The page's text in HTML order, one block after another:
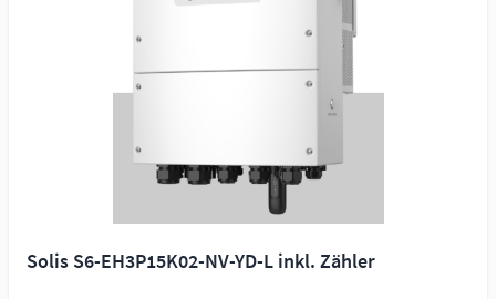
Solis S6-EH3P15K02-NV-YD-L inkl. Zähler